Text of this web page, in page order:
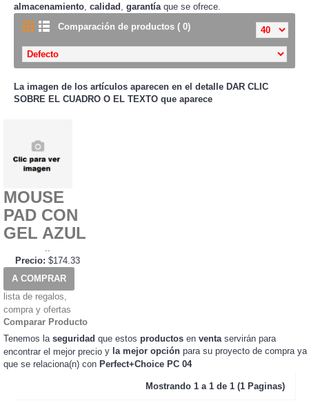
almacenamiento calidad garantía que se ofrece.
Comparación de productos ( 0)
La imagen de los artículos aparecen en el detalle DAR CLIC
SOBRE EL CUADRO O EL TEXTO que aparece
MOUSE
PAD CON
GEL AZUL
Precio: $174.33
A COMPRAR
lista de regalos,
compra y ofertas
Comparar Producto
Tenemos la seguridad que estos productos en ventaservirán para
encontrar el mejor precio y la mejor opción para su proyecto de compra ya
que se relaciona(n) con Perfect+Choice PC 04
Mostrando 1 a 1 de 1 (1 Paginas)